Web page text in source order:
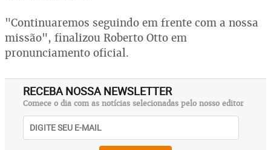
"Continuaremos seguindo em frente com a nossa
missão", finalizou Roberto Otto em
pronunciamento oficial.
RECEBA NOSSA NEWSLETTER
Comece o dia com as notícias selecionadas pelo nosso editor